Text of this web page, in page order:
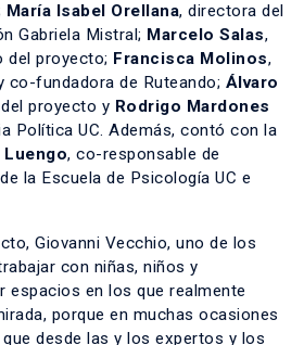
María Isabel Orellana, directora del
Gabriela Mistral; Marcelo Salas,
del proyecto; Francisca Molinos,
co-fundadora de Ruteando; Álvaro
proyecto y Rodrigo Mardones
Política UC. Además, contó con la
Luengo, co-responsable de
la Escuela de Psicología UC e
Giovanni Vecchio, uno de los
con niñas, niños y
espacios en los que realmente
porque en muchas ocasiones
desde las y los expertos y los